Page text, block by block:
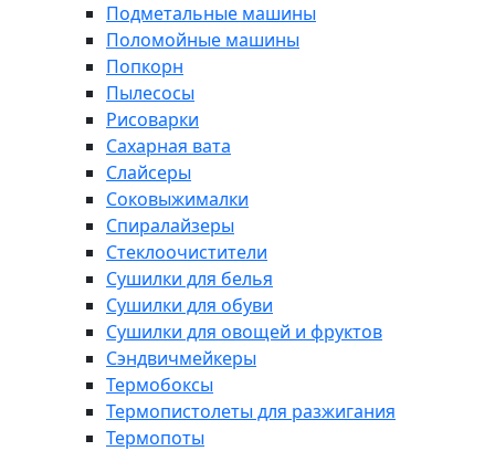
Подметальные машины
Поломойные машины
Попкорн
Пылесосы
Рисоварки
Сахарная вата
Слайсеры
Соковыжималки
Спиралайзеры
Стеклоочистители
Сушилки для белья
Сушилки для обуви
Сушилки для овощей и фруктов
Сэндвичмейкеры
Термобоксы
Термопистолеты для разжигания
Термопоты